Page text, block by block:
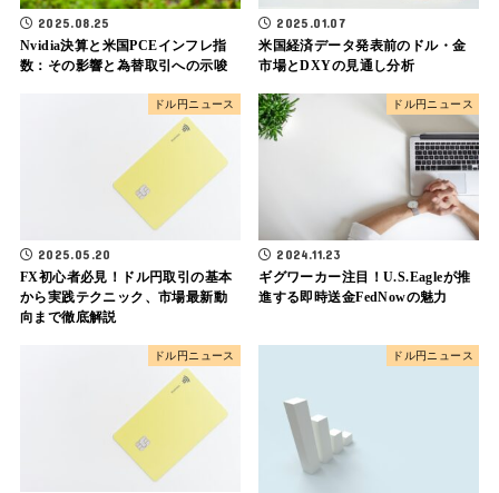
2025.08.25
Nvidia決算と米国PCEインフレ指
数：その影響と為替取引への示唆
2025.01.07
米国経済データ発表前のドル・金
市場とDXYの見通し分析
ドル円ニュース
2025.05.20
FX初心者必見！ドル円取引の基本
から実践テクニック、市場最新動
向まで徹底解説
ドル円ニュース
2024.11.23
ギグワーカー注目！U.S.Eagleが推
進する即時送金FedNowの魅力
ドル円ニュース ドル円ニュース